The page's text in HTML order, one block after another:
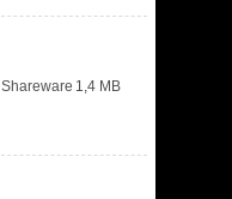
Shareware 1,4 MB